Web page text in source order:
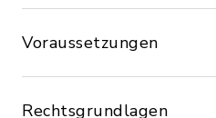
Voraussetzungen
Rechtsgrundlagen